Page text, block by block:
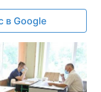
в Google